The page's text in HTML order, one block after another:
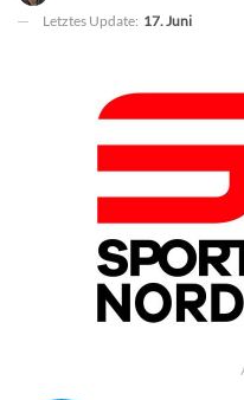
Letztes Update: 17. Juni